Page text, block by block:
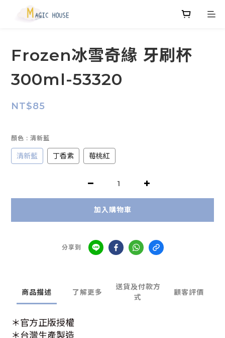
Frozen冰雪奇緣 牙刷杯
300ml-53320
NT$85
顏色 : 清新藍
清新藍 丁香紫 莓桃紅
加入購物車
分享到
商品描述 了解更多
送貨及付款方
式
顧客評價
＊官方正版授權
＊台灣生產製造